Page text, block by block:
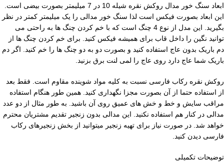
ابعاد سنگ خور مدال روکش نقره شیله 10 در 7 میلیمتر بصورت بیضی است.
این ابعاد بصورت فیکس است لذا سنگ خور مدالی را یک میلیمتر کمتر در نظر
بگیرید. این مدل از نوع 4 چنگ است که با خم کردن چنگ ها به راحتی می
توانید نگین را داخل قاب برای همیشه فیکس کنید. برای خم کردن چنگ ها از
دم باریک بدون عاج استفاده کنید و بصورت دو به دو چنگ ها را خم کنید. اگر دم
باریک شما عاج دارد روی عاج را لمی لنت برق بزنید.
روکش نقره رکاب فارسی نسبت به کلیه مواد شوینده مقاوم است. فقط بعد
از استفاده حتما از آن بصورت مجزا نگهداری کنید. همین طور هنگام استفاده
مراقب سایش و خط و خش های عمیق روی آن باشید. به طور مثال از دو عدد
مدالی در کنار هم استفاده نکنید. این مدالی بدون زنجیر تقدیم مشتریان محترم
خواهد شد. در صورت نیاز برای تهیه زنجیر میتوانید از بخش زنجیرهای رکاب
فارسی دیدن کنید.
توضیحات تکمیلی